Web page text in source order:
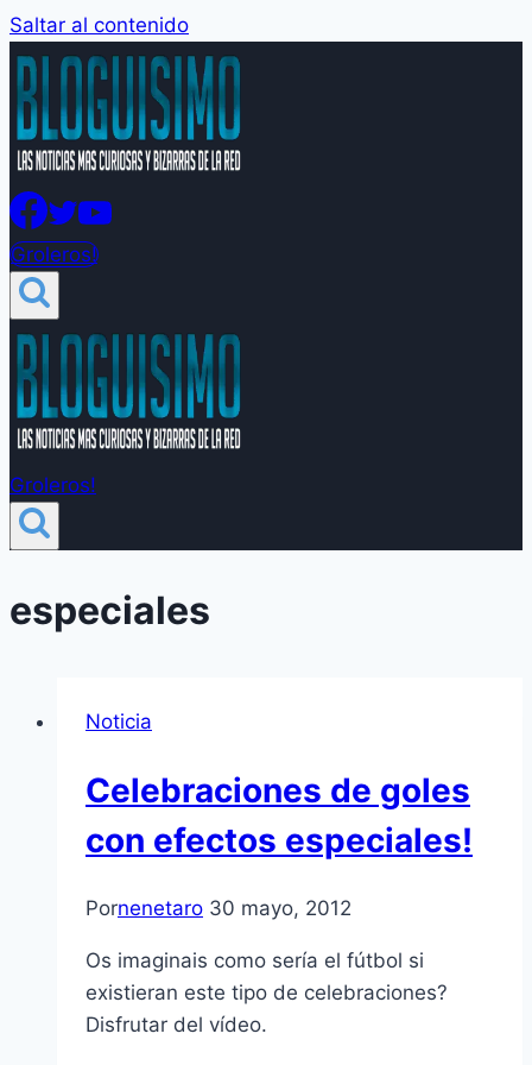
Saltar al contenido
Groleros!
Groleros!
especiales
Noticia
Celebraciones de goles
con efectos especiales!
Pornenetaro 30 mayo, 2012
Os imaginais como serí­a el fútbol si
existieran este tipo de celebraciones?
Disfrutar del ví­deo.